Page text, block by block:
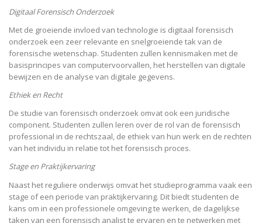
Digitaal Forensisch Onderzoek
Met de groeiende invloed van technologie is digitaal forensisch
onderzoek een zeer relevante en snelgroeiende tak van de
forensische wetenschap. Studenten zullen kennismaken met de
basisprincipes van computervoorvallen, het herstellen van digitale
bewijzen en de analyse van digitale gegevens.
Ethiek en Recht
De studie van forensisch onderzoek omvat ook een juridische
component. Studenten zullen leren over de rol van de forensisch
professional in de rechtszaal, de ethiek van hun werk en de rechten
van het individu in relatie tot het forensisch proces.
Stage en Praktijkervaring
Naast het reguliere onderwijs omvat het studieprogramma vaak een
stage of een periode van praktijkervaring. Dit biedt studenten de
kans om in een professionele omgeving te werken, de dagelijkse
taken van een forensisch analist te ervaren en te netwerken met